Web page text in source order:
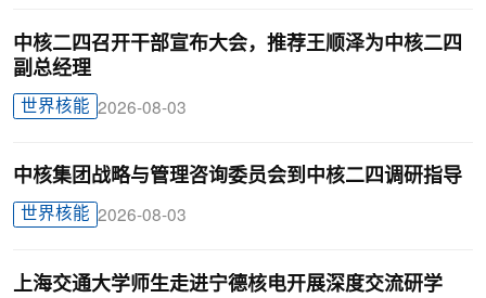
中核二四召开干部宣布大会，推荐王顺泽为中核二四
副总经理
世界核能 2026-08-03
中核集团战略与管理咨询委员会到中核二四调研指导
世界核能 2026-08-03
上海交通大学师生走进宁德核电开展深度交流研学